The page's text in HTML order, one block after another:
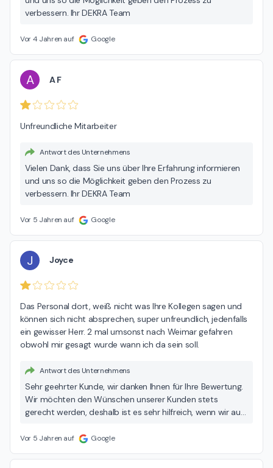
verbessern. Ihr DEKRA Team
Vor 4 Jahren auf Google
A A F
Unfreundliche Mitarbeiter
Antwort des Unternehmens
Vielen Dank, dass Sie uns über Ihre Erfahrung informieren
und uns so die Möglichkeit geben den Prozess zu
verbessern. Ihr DEKRA Team
Vor 5 Jahren auf Google
J Joyce
Das Personal dort, weiß nicht was Ihre Kollegen sagen und
können sich nicht absprechen, super unfreundlich, jedenfalls
ein gewisser Herr. 2 mal umsonst nach Weimar gefahren
obwohl mir gesagt wurde wann ich da sein soll.
Antwort des Unternehmens
Sehr geehrter Kunde, wir danken Ihnen für Ihre Bewertung.
Wir möchten den Wünschen unserer Kunden stets
gerecht werden, deshalb ist es sehr hilfreich, wenn wir auf
gemacht werden. Der freundliche und professionelle
Vor 5 Jahren auf Google